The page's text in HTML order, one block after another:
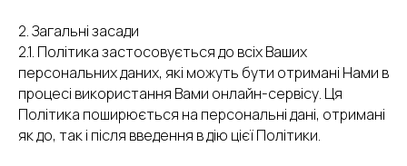
2. Загальні засади
2.1. Політика застосовується до всіх Ваших
персональних даних, які можуть бути отримані Нами в
процесі використання Вами онлайн-сервісу. Ця
Політика поширюється на персональні дані, отримані
як до, так і після введення в дію цієї Політики.